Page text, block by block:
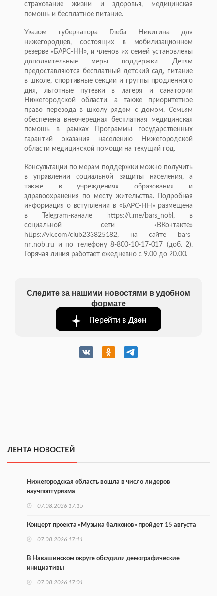
страхование жизни и здоровья, медицинская
помощь и бесплатное питание.
Указом губернатора Глеба Никитина для
нижегородцев, состоящих в мобилизационном
резерве «БАРС-НН», и членов их семей установлены
дополнительные меры поддержки. Детям
предоставляются бесплатный детский сад, питание
в школе, спортивные секции и группы продленного
дня, льготные путевки в лагеря и санатории
Нижегородской области, а также приоритетное
право перевода в школу рядом с домом. Семьям
обеспечена внеочередная бесплатная медицинская
помощь в рамках Программы государственных
гарантий оказания населению Нижегородской
области медицинской помощи на текущий год.
Консультации по мерам поддержки можно получить
в управлении социальной защиты населения, а
также в учреждениях образования и
здравоохранения по месту жительства. Подробная
информация о вступлении в «БАРС-НН» размещена
в Telegram-канале https://t.me/bars_nobl, в
социальной сети «ВКонтакте»
https://vk.com/club233825182, на сайте bars-
nn.nobl.ru и по телефону 8-800-10-17-017 (доб. 2).
Горячая линия работает ежедневно с 9.00 до 20.00.
Следите за нашими новостями в удобном
формате
Перейти в Дзен
ЛЕНТА НОВОСТЕЙ
Нижегородская область вошла в число лидеров
научпоптуризма
07.08.2026 17:15
Концерт проекта «Музыка балконов» пройдет 15 августа
07.08.2026 17:11
В Навашинском округе обсудили демографические
инициативы
07.08.2026 17:01